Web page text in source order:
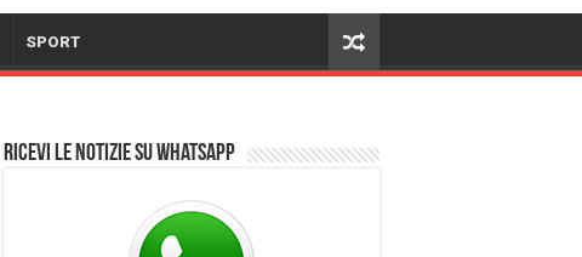
SPORT
Ricevi le notizie su Whatsapp